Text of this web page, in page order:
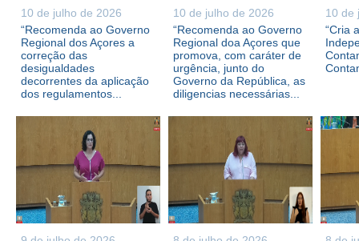
10 de julho de 2026
“Recomenda ao Governo
Regional dos Açores a
correção das
desigualdades
decorrentes da aplicação
dos regulamentos...
10 de julho de 2026
“Recomenda ao Governo
Regional doa Açores que
promova, com caráter de
urgência, junto do
Governo da República, as
diligencias necessárias...
10 de
“Cria